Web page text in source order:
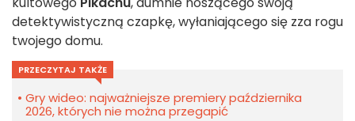
detektywistyczną czapkę, wyłaniającego się zza rogu
twojego domu.
PRZECZYTAJ TAKŻE
Gry wideo: najważniejsze premiery października
2026, których nie można przegapić